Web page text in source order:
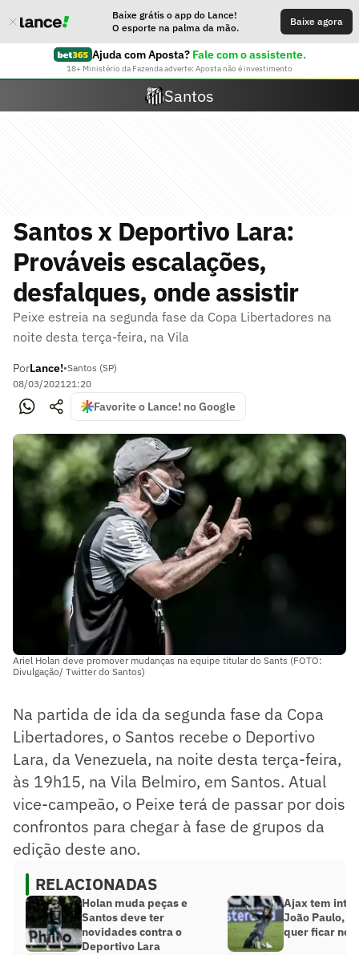
Baixe grátis o app do Lance!
O esporte na palma da mão.
Baixe agora
Ajuda com Aposta? Fale com o assistente.
18+ Ministério da Fazenda adverte: Aposta não é investimento
Santos
Santos x Deportivo Lara:
Prováveis escalações,
desfalques, onde assistir
Peixe estreia na segunda fase da Copa Libertadores na
noite desta terça-feira, na Vila
PorLance!•Santos (SP)
08/03/202121:20
Favorite o Lance! no Google
Ariel Holan deve promover mudanças na equipe titular do Sants (FOTO:
Divulgação/ Twitter do Santos)
Na partida de ida da segunda fase da Copa
Libertadores, o Santos recebe o Deportivo
Lara, da Venezuela, na noite desta terça-feira,
às 19h15, na Vila Belmiro, em Santos. Atual
vice-campeão, o Peixe terá de passar por dois
confrontos para chegar à fase de grupos da
edição deste ano.
RELACIONADAS
Holan muda peças e
Santos deve ter
novidades contra o
Deportivo Lara
Ajax tem
João Paulo,
quer ficar no